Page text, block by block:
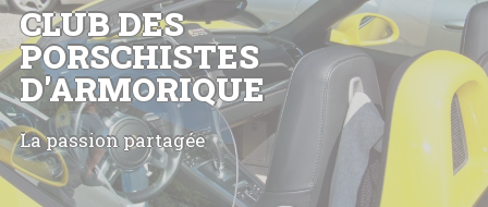
CLUB DES
PORSCHISTES
D'ARMORIQUE
La passion partagée